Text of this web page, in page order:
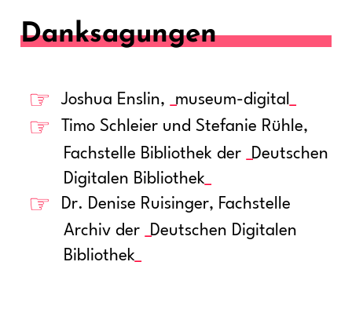
Danksagungen
Joshua Enslin,
museum-digital
Timo Schleier und Stefanie Rühle,
Fachstelle Bibliothek der
Deutschen
Digitalen Bibliothek
Dr. Denise Ruisinger, Fachstelle
Archiv der
Deutschen Digitalen
Bibliothek